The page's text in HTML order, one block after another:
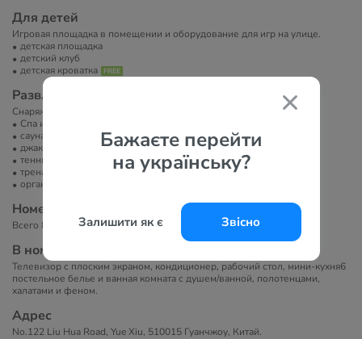
Бажаєте перейти
на українську?
Залишити як є Звісно
Для детей
Игровая площадка в помещении и оборудование для игр на улице.
детская площадка
детский клуб
детская кроватка
Развлечение и спорт
Снаряжение для тенниса и массаж (платно).
Спа или велнес-центр
сауна/баня/хамам
джакузи
теннисный корт
тренажерный зал
организация экскурсий
Номера
Всего 850 номеров.
В номерах
Телевизор с плоским экраном, кондиционер, рабочий стол, мини-кухня6
постельное белье и ванная комната с душем/ванной, полотенцами,
халатами и феном.
Адрес
No.122 Liu Hua Road, Yue Xiu, 510015 Гуанчжоу, Китай.